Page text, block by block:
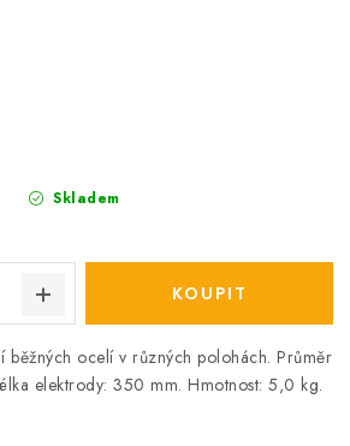
Skladem
běžných ocelí v různých polohách. Průměr
elektrody: 350 mm. Hmotnost: 5,0 kg.